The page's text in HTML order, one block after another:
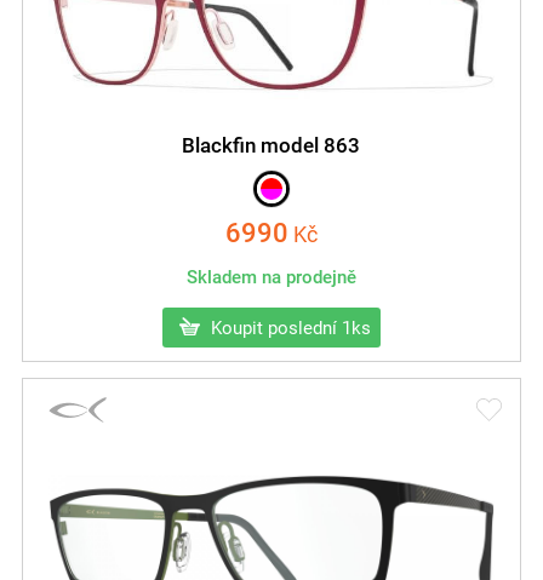
Blackfin model 863
6990 Kč
Skladem na prodejně
Koupit poslední 1ks